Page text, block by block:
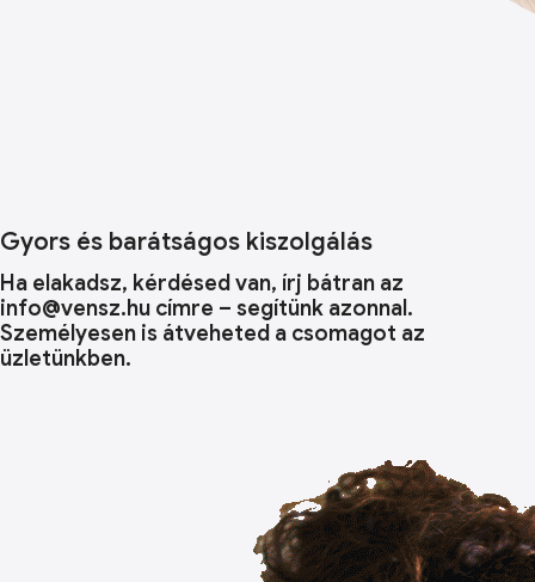
Gyors és barátságos kiszolgálás
Ha elakadsz, kérdésed van, írj bátran az
info@vensz.hu címre – segítünk azonnal.
Személyesen is átveheted a csomagot az
üzletünkben.